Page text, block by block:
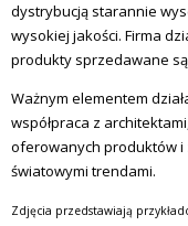
dystrybucją starannie
wysokiej jakości. Firma
produkty sprzedawane są
Ważnym elementem
współpraca z
oferowanych produktów i
światowymi trendami.
Zdjęcia przedstawiają